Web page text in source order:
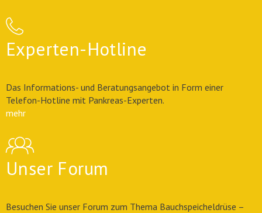
Experten-Hotline
Das Informations- und Beratungsangebot in Form einer
Telefon-Hotline mit Pankreas-Experten.
mehr
Unser Forum
Besuchen Sie unser Forum zum Thema Bauchspeicheldrüse –